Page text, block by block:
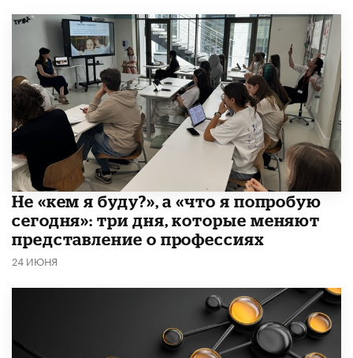
Не «кем я буду?», а «что я попробую
сегодня»: три дня, которые меняют
представление о профессиях
24 ИЮНЯ